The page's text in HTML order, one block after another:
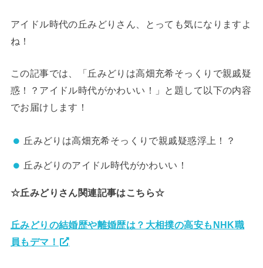
アイドル時代の丘みどりさん、とっても気になりますよ
ね！
この記事では、「丘みどりは高畑充希そっくりで親戚疑
惑！？アイドル時代がかわいい！」と題して以下の内容
でお届けします！
丘みどりは高畑充希そっくりで親戚疑惑浮上！？
丘みどりのアイドル時代がかわいい！
☆丘みどりさん関連記事はこちら☆
丘みどりの結婚歴や離婚歴は？大相撲の高安もNHK職
員もデマ！